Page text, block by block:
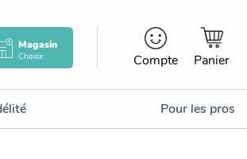
Magasin
Choisir Compte Panier
Pour les pros